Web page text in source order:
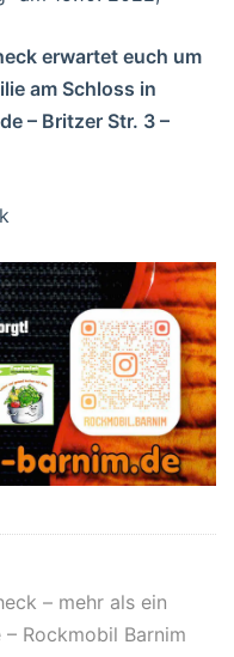
erwartet euch um
am Schloss in
– Britzer Str. 3 –
– mehr als ein
Rockmobil Barnim